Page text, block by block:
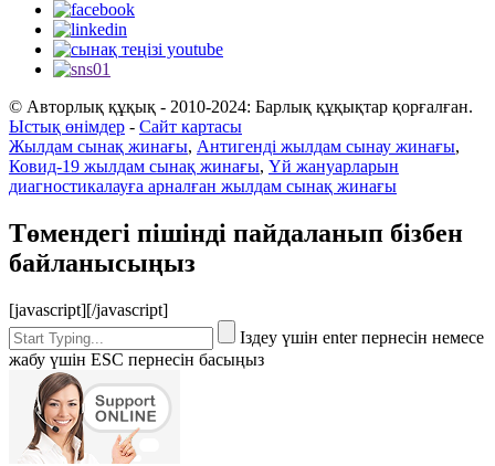
© Авторлық құқық - 2010-2024: Барлық құқықтар қорғалған.
Ыстық өнімдер - Сайт картасы
Жылдам сынақ жинағы, Антигенді жылдам сынау жинағы,
Ковид-19 жылдам сынақ жинағы, Үй жануарларын
диагностикалауға арналған жылдам сынақ жинағы
Төмендегі пішінді пайдаланып бізбен
байланысыңыз
[javascript][/javascript]
Іздеу үшін enter пернесін немесе
жабу үшін ESC пернесін басыңыз